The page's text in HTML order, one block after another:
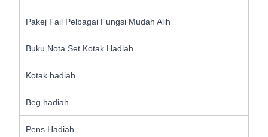
Pakej Fail Pelbagai Fungsi Mudah Alih
Buku Nota Set Kotak Hadiah
Kotak hadiah
Beg hadiah
Pens Hadiah